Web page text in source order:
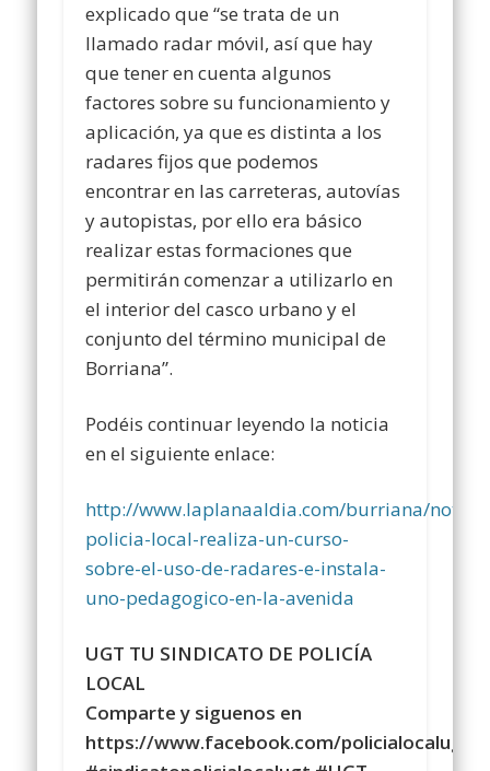
explicado que “se trata de un
llamado radar móvil, así que hay
que tener en cuenta algunos
factores sobre su funcionamiento y
aplicación, ya que es distinta a los
radares fijos que podemos
encontrar en las carreteras, autovías
y autopistas, por ello era básico
realizar estas formaciones que
permitirán comenzar a utilizarlo en
el interior del casco urbano y el
conjunto del término municipal de
Borriana”.
Podéis continuar leyendo la noticia
en el siguiente enlace:
http://www.laplanaaldia.com/burriana/
policia-local-realiza-un-curso-
sobre-el-uso-de-radares-e-instala-
uno-pedagogico-en-la-avenida
UGT TU SINDICATO DE POLICÍA
LOCAL
Comparte y siguenos en
https://www.facebook.com/policialocalugt/